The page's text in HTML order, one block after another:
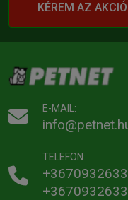
KÉREM AZ
E-MAIL:
TELEFON: